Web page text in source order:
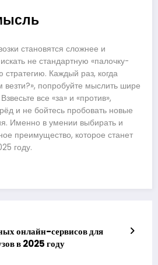
становятся сложнее и
не стандартную «палочку-
стратегию. Каждый раз, когда
везти?», попробуйте мыслить шире
все «за» и «против»,
и не бойтесь пробовать новые
Именно в умении выбирать и
преимущество, которое станет
году.
онлайн-сервисов для
в 2025 году